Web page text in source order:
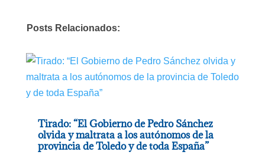
Posts Relacionados:
Tirado: “El Gobierno de Pedro Sánchez
olvida y maltrata a los autónomos de la
provincia de Toledo y de toda España”